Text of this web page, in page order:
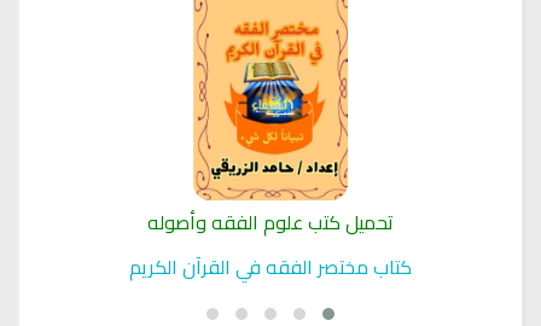
تحميل كتب علوم الفقه وأصوله
كتاب مختصر الفقه في القرآن الكريم